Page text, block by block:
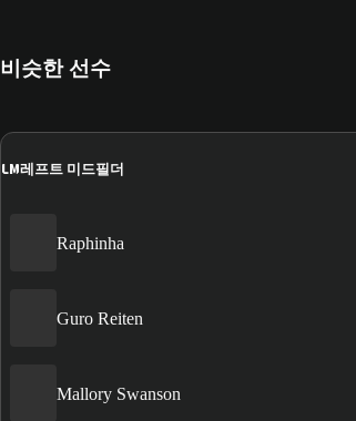
비슷한 선수
LM레프트 미드필더
Raphinha
Guro Reiten
Mallory Swanson